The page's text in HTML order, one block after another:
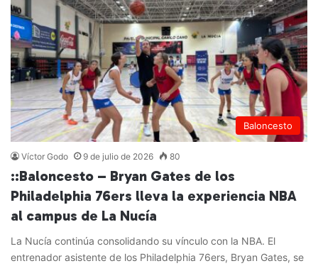
Baloncesto
Víctor Godo 9 de julio de 2026 80
::Baloncesto – Bryan Gates de los
Philadelphia 76ers lleva la experiencia NBA
al campus de La Nucía
La Nucía continúa consolidando su vínculo con la NBA. El
entrenador asistente de los Philadelphia 76ers, Bryan Gates, se